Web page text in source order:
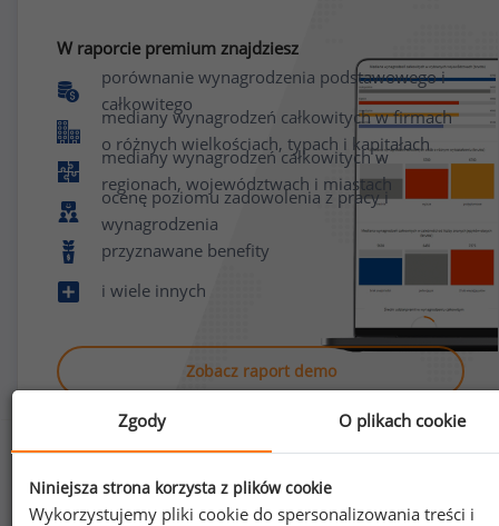
W raporcie premium znajdziesz
porównanie wynagrodzenia podstawowego i
całkowitego
mediany wynagrodzeń całkowitych w firmach
o różnych wielkościach, typach i kapitałach
mediany wynagrodzeń całkowitych w
regionach, województwach i miastach
ocenę poziomu zadowolenia z pracy i
wynagrodzenia
przyznawane benefity
i wiele innych
Zobacz raport demo
Zgody O plikach cookie
Niniejsza strona korzysta z plików cookie
Wykorzystujemy pliki cookie do spersonalizowania treści i